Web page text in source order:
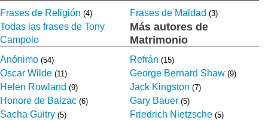
Frases de Religión (4) Frases de Maldad (3)
Todas las frases de Tony
Campolo
Más autores de
Matrimonio
Anónimo (54) Refrán (15)
Oscar Wilde (11) George Bernard Shaw (9)
Helen Rowland (9) Jack Kingston (7)
Honore de Balzac (6) Gary Bauer (5)
Sacha Guitry (5) Friedrich Nietzsche (5)